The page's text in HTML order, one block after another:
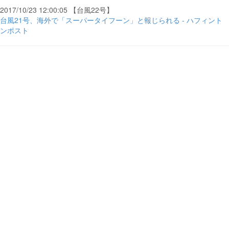
2017/10/23 12:00:05 【台風22号】
台風21号、海外で「スーパータイフーン」と報じられる - ハフィント
ンポスト